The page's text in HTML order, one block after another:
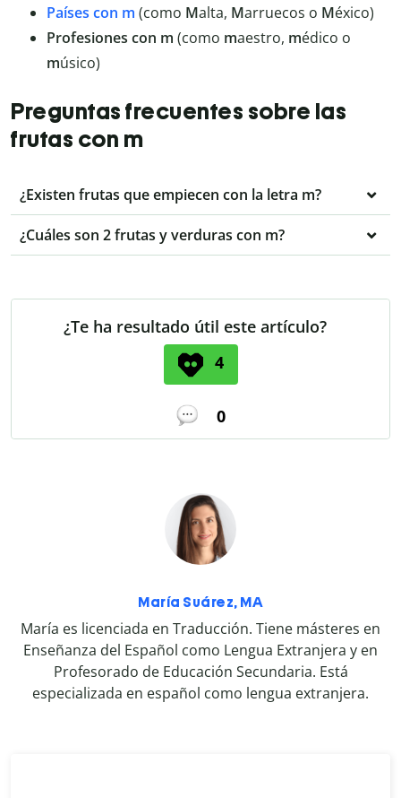
Países con m (como Malta, Marruecos o México)
Profesiones con m (como maestro, médico o
músico)
Preguntas frecuentes sobre las
frutas con m
¿Existen frutas que empiecen con la letra m?
¿Cuáles son 2 frutas y verduras con m?
¿Te ha resultado útil este artículo?
4
0
María Suárez, MA
María es licenciada en Traducción. Tiene másteres en
Enseñanza del Español como Lengua Extranjera y en
Profesorado de Educación Secundaria. Está
especializada en español como lengua extranjera.